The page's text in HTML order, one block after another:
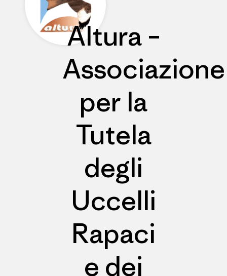
Altura –
Associazione
per la
Tutela
degli
Uccelli
Rapaci
e dei